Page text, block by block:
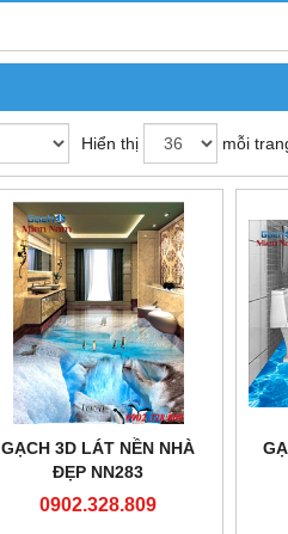
Hiển thị mỗi
GẠCH 3D LÁT NỀN NHÀ
ĐẸP NN283
0902.328.809